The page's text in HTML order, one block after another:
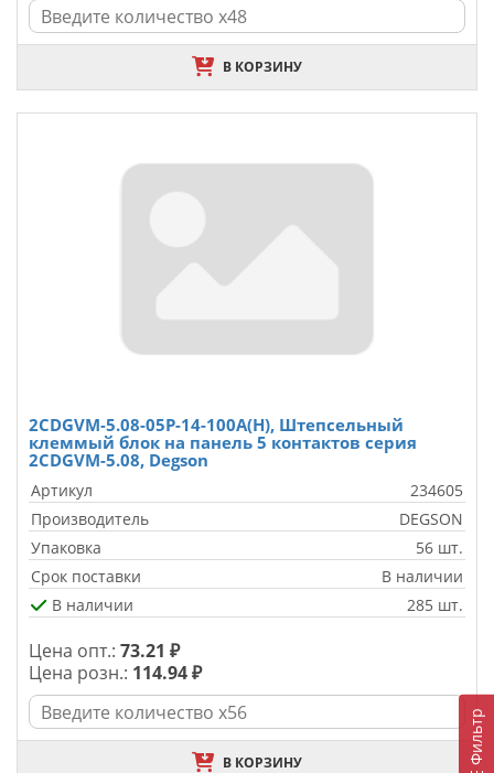
Фильтр
В КОРЗИНУ
2CDGVM-5.08-05P-14-100A(H), Штепсельный
клеммый блок на панель 5 контактов серия
2CDGVM-5.08, Degson
Артикул
234605
Производитель
DEGSON
Упаковка
56 шт.
Срок поставки
В наличии
В наличии
285 шт.
Цена опт.: 73.21 ₽
Цена розн.: 114.94 ₽
В КОРЗИНУ